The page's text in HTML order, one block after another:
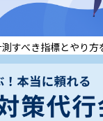
すべき指標とやり方